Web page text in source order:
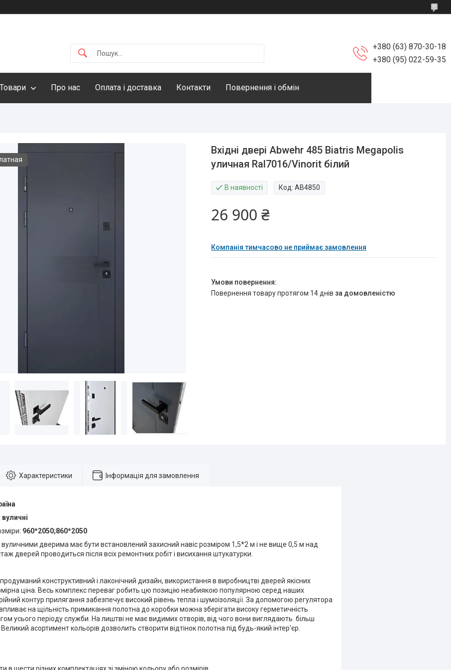
+380 (63) 870-30-18
+380 (95) 022-59-35
Товари Про нас Оплата і доставка Контакти Повернення і обмін
Вхідні двері Abwehr 485 Biatris Megapolis
уличная Ral7016/Vinorit білий
В наявності Код:AB4850
26 900 ₴
Компанія тимчасово не приймає замовлення
повернення товару протягом 14 днів за домовленістю
Характеристики Інформація для замовлення
вуличні
960*2050;860*2050
дверима має бути встановлений захисний навіс розміром 1,5*2 м і не вище 0,5 м над
дверей проводиться після всіх ремонтних робіт і висихання штукатурки.
конструктивний і лаконічний дизайн, використання в виробництві дверей якісних
ціна. Весь комплекс переваг робить цю позицію неабиякою популярною серед наших
контур прилягання забезпечує високий рівень тепла і шумоізоляції. За допомогою регулятора
на щільність примикання полотна до коробки можна зберігати високу герметичність
усього періоду служби. На лиштві не має видимих отворів, від чого вони виглядають більш
асортимент кольорів дозволить створити відтінок полотна під будь-який інтер'єр.